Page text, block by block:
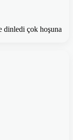
dinledi çok hoşuna